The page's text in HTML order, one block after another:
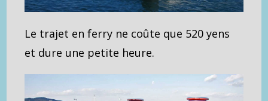
Le trajet en ferry ne coûte que 520 yens
et dure une petite heure.